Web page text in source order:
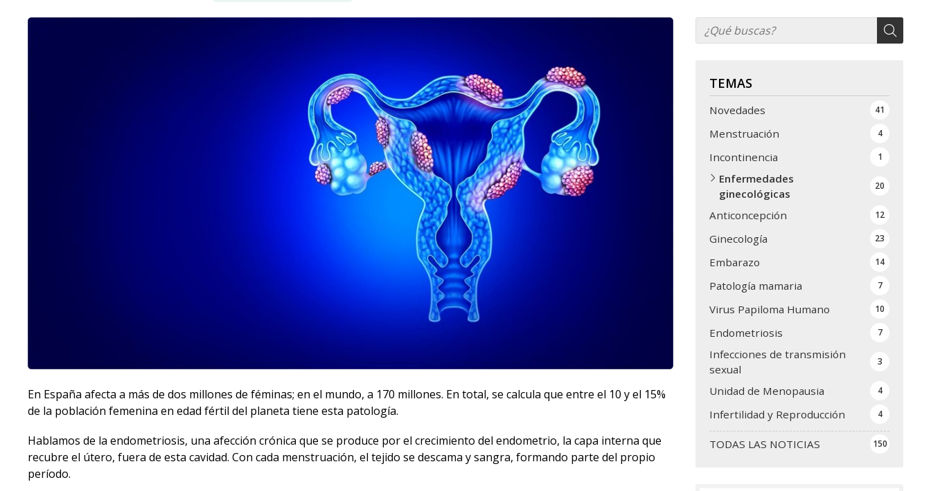
TEMAS
TODAS LAS NOTICIAS 150
Novedades 41
Menstruación 4
Incontinencia 1
Enfermedades
ginecológicas
20
Anticoncepción 12
Ginecología 23
Embarazo 14
Patología mamaria 7
Virus Papiloma Humano 10
Endometriosis 7
Infecciones de transmisión
sexual
3
Unidad de Menopausia 4
Infertilidad y Reproducción 4
En España afecta a más de dos millones de féminas; en el mundo, a 170 millones. En total, se calcula que entre el 10 y el 15%
de la población femenina en edad fértil del planeta tiene esta patología.
Hablamos de la endometriosis, una afección crónica que se produce por el crecimiento del endometrio, la capa interna que
recubre el útero, fuera de esta cavidad. Con cada menstruación, el tejido se descama y sangra, formando parte del propio
período.